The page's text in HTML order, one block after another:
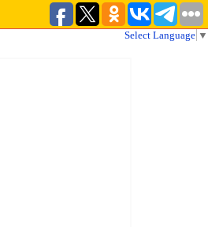
Select Language ▼